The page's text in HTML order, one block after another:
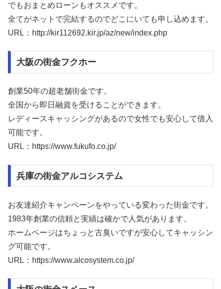
でもおまとめローンもオススメです。
全てがネットで完結するのでどこにいても申し込めます。
URL：http://kir112692.kir.jp/az/new/index.php
大阪の街金フクホー
創業50年の超老舗街金です。
全国から即日融資を受けることができます。
レディースキャッシングがあるので女性でも安心して借入
可能です。
URL：https://www.fukufo.co.jp/
兵庫の街金アルコシステム
お友達紹介キャンペーンをやっている変わった街金です。
1983年創業の信頼と実績は確かで人気があります。
ホームページはちょっと古臭いですが安心してキャッシン
グ可能です。
URL：https://www.alcosystem.co.jp/